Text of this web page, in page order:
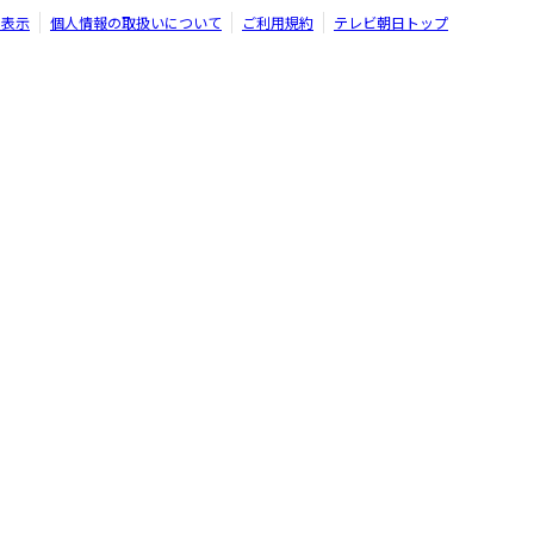
示 個人情報の取扱いについて ご利用規約 テレビ朝日トップ